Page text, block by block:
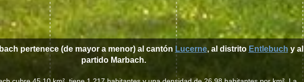
pertenece (de mayor a menor) al cantón Lucerne, al distrito Entlebuch y al
partido Marbach.